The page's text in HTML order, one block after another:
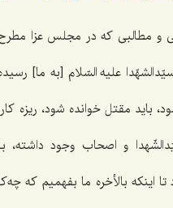
مطالبی که در مجلس عزا
علیه السّلام [به ما]
باید مقتل خوانده شود، ریزه
و اصحاب وجود داشته،
تا اینکه بالأخره ما بفهمیم که